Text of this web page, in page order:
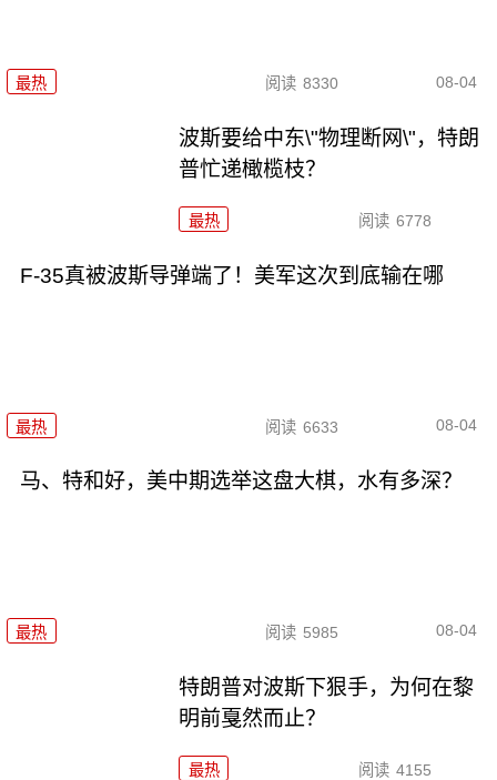
最热 阅读 8330 08-04
波斯要给中东\"物理断网\"，特朗
普忙递橄榄枝？
最热 阅读 6778
F-35真被波斯导弹端了！美军这次到底输在哪
最热 阅读 6633 08-04
马、特和好，美中期选举这盘大棋，水有多深？
最热 阅读 5985 08-04
特朗普对波斯下狠手，为何在黎
明前戛然而止？
最热 阅读 4155